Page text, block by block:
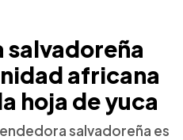
salvadoreña
africana
hoja de yuca
salvadoreña es